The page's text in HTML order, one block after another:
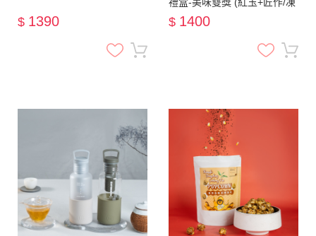
$ 1390
禮盒-美味雙獎 (紅玉+匠作/凍
頂）
$ 1400